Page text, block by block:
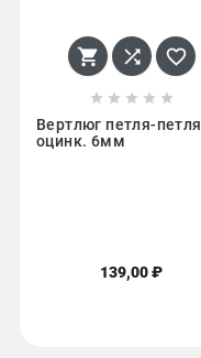
  
    
Вертлюг петля-петля
оцинк. 6мм
139,00 ₽